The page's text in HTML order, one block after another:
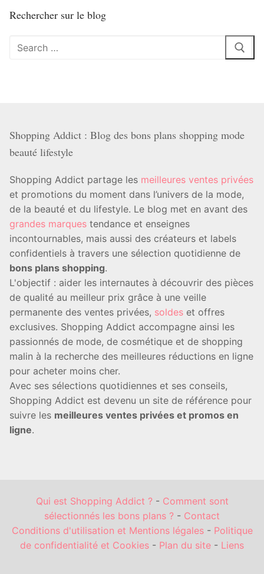
Rechercher sur le blog
Rechercher
Shopping Addict : Blog des bons plans shopping mode
beauté lifestyle
Shopping Addict partage les meilleures ventes privées
et promotions du moment dans l’univers de la mode,
de la beauté et du lifestyle. Le blog met en avant des
grandes marques tendance et enseignes
incontournables, mais aussi des créateurs et labels
confidentiels à travers une sélection quotidienne de
bons plans shopping.
L'objectif : aider les internautes à découvrir des pièces
de qualité au meilleur prix grâce à une veille
permanente des ventes privées, soldes et offres
exclusives. Shopping Addict accompagne ainsi les
passionnés de mode, de cosmétique et de shopping
malin à la recherche des meilleures réductions en ligne
pour acheter moins cher.
Avec ses sélections quotidiennes et ses conseils,
Shopping Addict est devenu un site de référence pour
suivre les meilleures ventes privées et promos en
ligne.
Qui est Shopping Addict ?- Comment sont
sélectionnés les bons plans ? - Contact
Conditions d'utilisation et Mentions légales- Politique
de confidentialité et Cookies - Plan du site - Liens